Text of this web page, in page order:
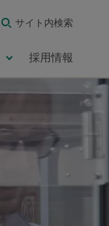
サイト内検索
採用情報